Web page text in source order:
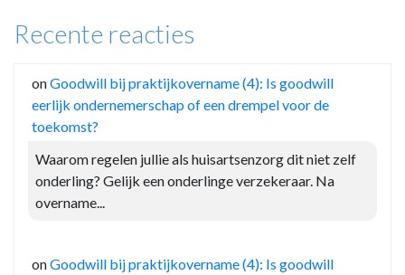
Recente reacties
onGoodwill bij praktijkovername (4): Is goodwill
eerlijk ondernemerschap of een drempel voor de
toekomst?
Waarom regelen jullie als huisartsenzorg dit niet zelf
onderling? Gelijk een onderlinge verzekeraar. Na
overname...
onGoodwill bij praktijkovername (4): Is goodwill